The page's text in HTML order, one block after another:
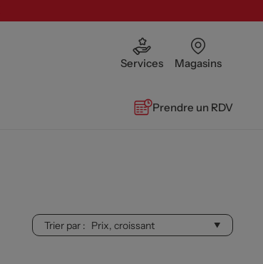
Services Magasins
Prendre un RDV
Trier par :